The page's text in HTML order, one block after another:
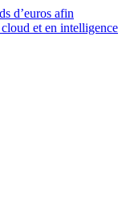
d’euros afin
cloud et en intelligence